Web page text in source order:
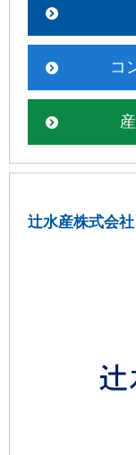
コ
辻󠄀水産株式会社